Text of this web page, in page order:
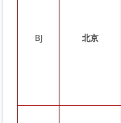
BJ 北京